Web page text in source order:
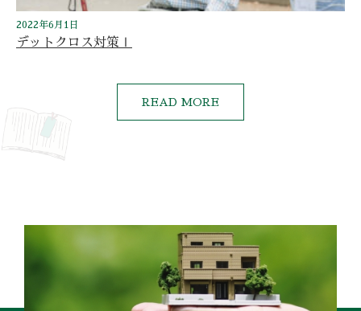
デットクロス対策Ⅰ
2022年6月1日
READ MORE